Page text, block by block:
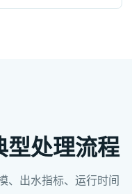
型处理流程
、出水指标、运行时间